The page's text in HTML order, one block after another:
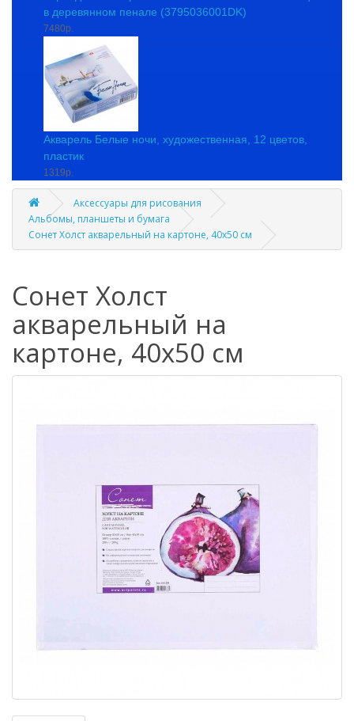
в деревянном пенале (3795036001DK)
7480р.
Акварель Белые ночи, художественная, 12 цветов,
пластик
1319р.
Аксессуары для рисования
Альбомы, планшеты и бумага
Сонет Холст акварельный на картоне, 40x50 см
Сонет Холст
акварельный на
картоне, 40x50 см